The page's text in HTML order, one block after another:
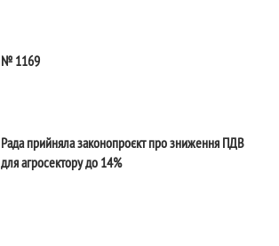
№ 1169
Рада прийняла законопроєкт про зниження ПДВ
для агросектору до 14%